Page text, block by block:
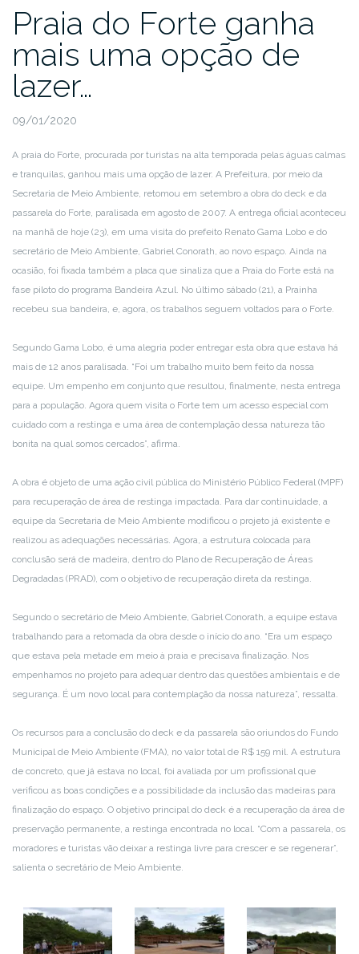
Praia do Forte ganha
mais uma opção de
lazer…
09/01/2020
A praia do Forte, procurada por turistas na alta temporada pelas águas calmas
e tranquilas, ganhou mais uma opção de lazer. A Prefeitura, por meio da
Secretaria de Meio Ambiente, retomou em setembro a obra do deck e da
passarela do Forte, paralisada em agosto de 2007. A entrega oficial aconteceu
na manhã de hoje (23), em uma visita do prefeito Renato Gama Lobo e do
secretário de Meio Ambiente, Gabriel Conorath, ao novo espaço. Ainda na
ocasião, foi fixada também a placa que sinaliza que a Praia do Forte está na
fase piloto do programa Bandeira Azul. No último sábado (21), a Prainha
recebeu sua bandeira, e, agora, os trabalhos seguem voltados para o Forte.
Segundo Gama Lobo, é uma alegria poder entregar esta obra que estava há
mais de 12 anos paralisada. “Foi um trabalho muito bem feito da nossa
equipe. Um empenho em conjunto que resultou, finalmente, nesta entrega
para a população. Agora quem visita o Forte tem um acesso especial com
cuidado com a restinga e uma área de contemplação dessa natureza tão
bonita na qual somos cercados”, afirma.
A obra é objeto de uma ação civil pública do Ministério Público Federal (MPF)
para recuperação de área de restinga impactada. Para dar continuidade, a
equipe da Secretaria de Meio Ambiente modificou o projeto já existente e
realizou as adequações necessárias. Agora, a estrutura colocada para
conclusão será de madeira, dentro do Plano de Recuperação de Áreas
Degradadas (PRAD), com o objetivo de recuperação direta da restinga.
Segundo o secretário de Meio Ambiente, Gabriel Conorath, a equipe estava
trabalhando para a retomada da obra desde o início do ano. “Era um espaço
que estava pela metade em meio à praia e precisava finalização. Nos
empenhamos no projeto para adequar dentro das questões ambientais e de
segurança. É um novo local para contemplação da nossa natureza”, ressalta.
Os recursos para a conclusão do deck e da passarela são oriundos do Fundo
Municipal de Meio Ambiente (FMA), no valor total de R$ 159 mil. A estrutura
de concreto, que já estava no local, foi avaliada por um profissional que
verificou as boas condições e a possibilidade da inclusão das madeiras para
finalização do espaço. O objetivo principal do deck é a recuperação da área de
preservação permanente, a restinga encontrada no local. “Com a passarela, os
moradores e turistas vão deixar a restinga livre para crescer e se regenerar”,
salienta o secretário de Meio Ambiente.